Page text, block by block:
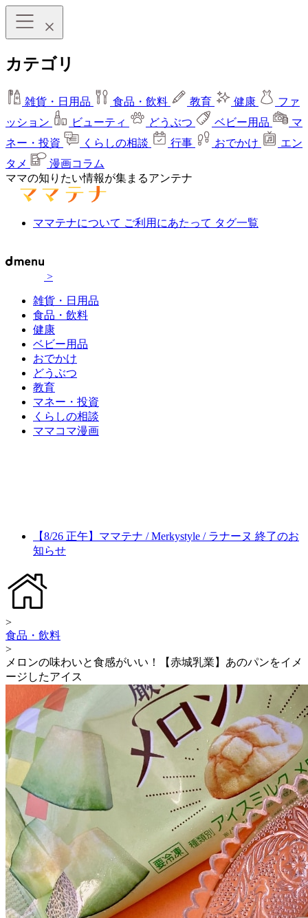
カテゴリ
雑貨・日用品 食品・飲料 教育 健康
ファ
ッション
ビューティ どうぶつ ベビー用品
マ
ネー・投資
くらしの相談 行事 おでかけ
エン
タメ
漫画コラム
ママの知りたい情報が集まるアンテナ
ママテナについて ご利用にあたって タグ一覧
>
雑貨・日用品
食品・飲料
健康
ベビー用品
おでかけ
どうぶつ
教育
マネー・投資
くらしの相談
ママコマ漫画
【8/26 正午】ママテナ / Merkystyle / ラナーヌ 終了のお
知らせ
>
食品・飲料
>
メロンの味わいと食感がいい！【赤城乳業】あのパンをイメ
ージしたアイス